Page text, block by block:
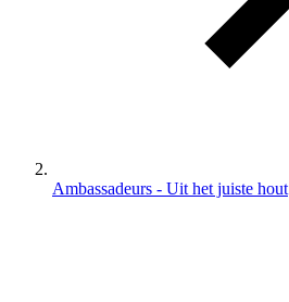
Ambassadeurs - Uit het juiste hout